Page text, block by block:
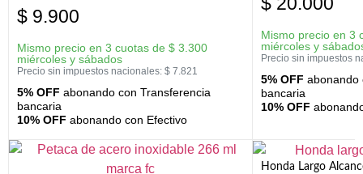
$ 9.900
Mismo precio en 3 cuotas de $ 3.300
miércoles y sábados
Precio sin impuestos nacionales: $ 7.821
5% OFF abonando con Transferencia
bancaria
10% OFF abonando con Efectivo
Mismo precio en 3
miércoles y
Precio sin impuestos
5% OFF abonando
bancaria
10% OFF
Honda Largo